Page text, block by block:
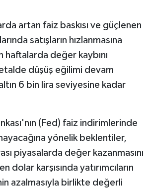
artan faiz baskısı ve güçlenen
satışların hızlanmasına
haftalarda değer kaybını
düşüş eğilimi devam
6 bin lira seviyesine kadar
(Fed) faiz indirimlerinde
yönelik beklentiler,
piyasalarda değer kazanmasını
dolar karşısında yatırımcıların
azalmasıyla birlikte değerli